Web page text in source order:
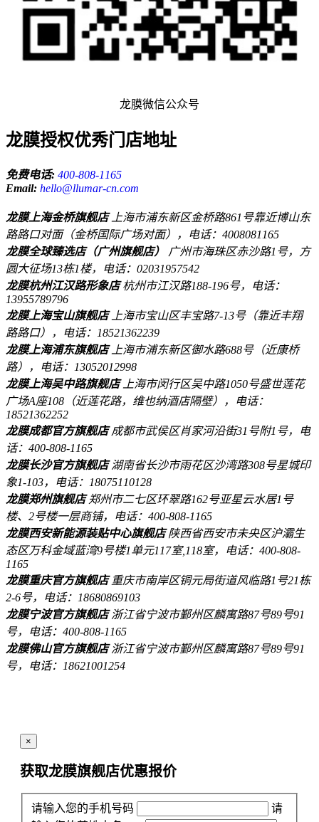
龙膜微信公众号
龙膜授权优秀门店地址
免费电话: 400-808-1165
Email: hello@llumar-cn.com
龙膜上海金桥旗舰店 上海市浦东新区金桥路861号靠近博山东
路路口对面（金桥国际广场对面），电话：4008081165
龙膜全球臻选店（广州旗舰店）
广州市海珠区赤沙路1号，方
圆大征场13栋1楼，电话：02031957542
龙膜杭州江汉路形象店杭州市江汉路188-196号，电话：
13955789796
龙膜上海宝山旗舰店 上海市宝山区丰宝路7-13号（靠近丰翔
路路口），电话：18521362239
龙膜上海浦东旗舰店 上海市浦东新区御水路688号（近康桥
路），电话：13052012998
龙膜上海吴中路旗舰店 上海市闵行区吴中路1050号盛世莲花
广场A座108（近莲花路，维也纳酒店隔壁），电话：
18521362252
龙膜成都官方旗舰店成都市武侯区肖家河沿街31号附1号，电
话：400-808-1165
龙膜长沙官方旗舰店湖南省长沙市雨花区沙湾路308号星城印
象1-103，电话：18075110128
龙膜郑州旗舰店郑州市二七区环翠路162号亚星云水居1号
楼、2号楼一层商铺，电话：400-808-1165
龙膜西安新能源装贴中心旗舰店陕西省西安市未央区沪灞生
态区万科金域蓝湾9号楼1单元117室,118室，电话：400-808-
1165
龙膜重庆官方旗舰店重庆市南岸区铜元局街道风临路1号21栋
2-6号，电话：18680869103
龙膜宁波官方旗舰店浙江省宁波市鄞州区麟寓路87号89号91
号，电话：400-808-1165
龙膜佛山官方旗舰店浙江省宁波市鄞州区麟寓路87号89号91
号，电话：18621001254
×
获取龙膜旗舰店优惠报价
请输入您的手机号码
请